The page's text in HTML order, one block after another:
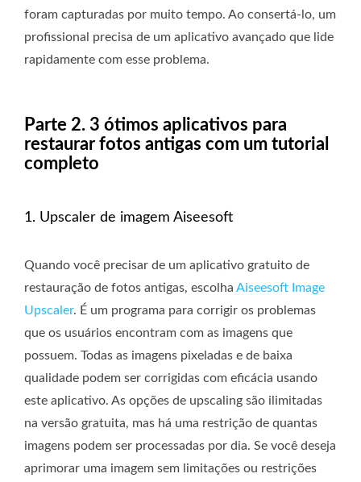
foram capturadas por muito tempo. Ao consertá-lo, um
profissional precisa de um aplicativo avançado que lide
rapidamente com esse problema.
Parte 2. 3 ótimos aplicativos para
restaurar fotos antigas com um tutorial
completo
1. Upscaler de imagem Aiseesoft
Quando você precisar de um aplicativo gratuito de
restauração de fotos antigas, escolha Aiseesoft Image
Upscaler. É um programa para corrigir os problemas
que os usuários encontram com as imagens que
possuem. Todas as imagens pixeladas e de baixa
qualidade podem ser corrigidas com eficácia usando
este aplicativo. As opções de upscaling são ilimitadas
na versão gratuita, mas há uma restrição de quantas
imagens podem ser processadas por dia. Se você deseja
aprimorar uma imagem sem limitações ou restrições